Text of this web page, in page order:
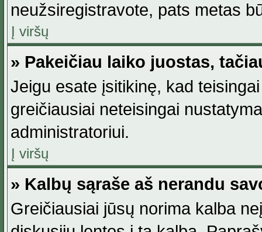
neužsiregistravote, pats metas
Į viršų
» Pakeičiau laiko juostas,
Jeigu esate įsitikinę, kad
greičiausiai neteisingai
administratoriui.
Į viršų
» Kalbų sąraše aš nerandu
Greičiausiai jūsų norima kalba